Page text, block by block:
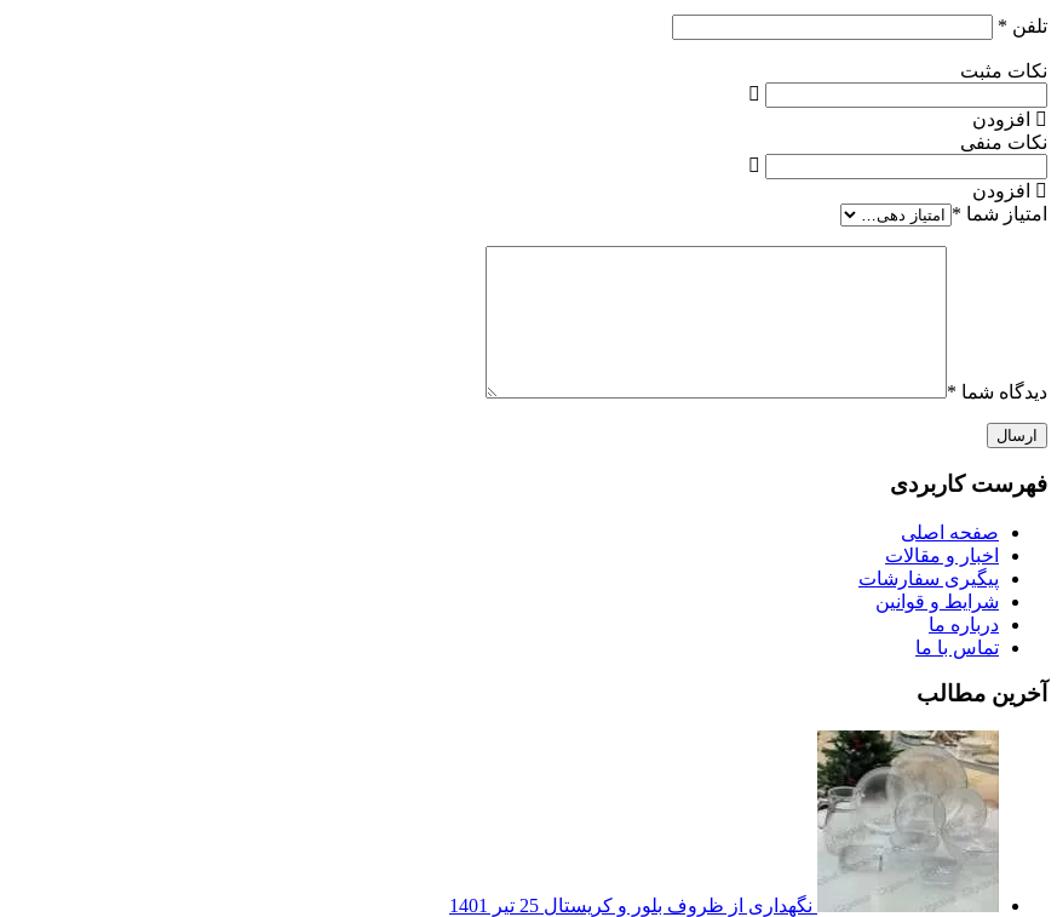
تلفن *
نکات مثبت
افزودن
نکات منفی
افزودن
امتیاز شما *
دیدگاه شما *
فهرست کاربردی
صفحه اصلی
اخبار و مقالات
پیگیری سفارشات
شرایط و قوانین
درباره ما
تماس با ما
آخرین مطالب
نگهداری از ظروف بلور و کریستال 25 تیر 1401